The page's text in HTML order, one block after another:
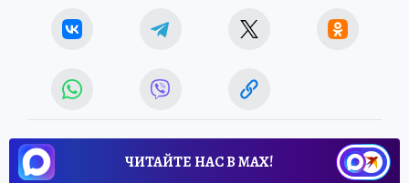
ЧИТАЙТЕ НАС В МАХ!